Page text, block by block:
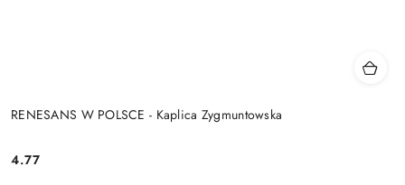
RENESANS W POLSCE - Kaplica Zygmuntowska
Cena:
4.77